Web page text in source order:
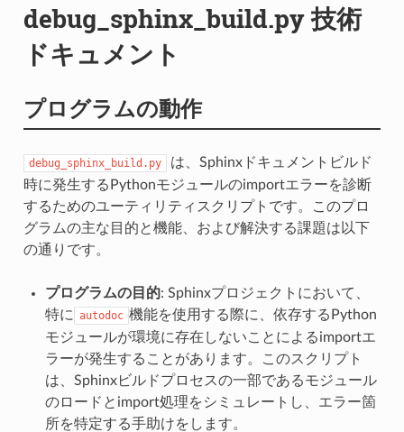
debug_sphinx_build.py 技術
ドキュメント
プログラムの動作
debug_sphinx_build.py
は、Sphinxドキュメントビルド
時に発生するPythonモジュールのimportエラーを診断
するためのユーティリティスクリプトです。このプロ
グラムの主な目的と機能、および解決する課題は以下
の通りです。
プログラムの目的: Sphinxプロジェクトにおいて、
特に autodoc 機能を使用する際に、依存するPython
モジュールが環境に存在しないことによるimportエ
ラーが発生することがあります。このスクリプト
は、Sphinxビルドプロセスの一部であるモジュール
のロードとimport処理をシミュレートし、エラー箇
所を特定する手助けをします。